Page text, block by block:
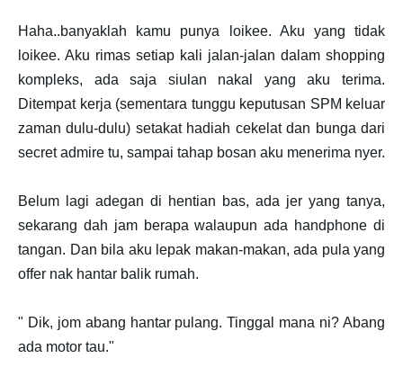
Haha..banyaklah kamu punya loikee. Aku yang tidak
loikee. Aku rimas setiap kali jalan-jalan dalam shopping
kompleks, ada saja siulan nakal yang aku terima.
Ditempat kerja (sementara tunggu keputusan SPM keluar
zaman dulu-dulu) setakat hadiah cekelat dan bunga dari
secret admire tu, sampai tahap bosan aku menerima nyer.
Belum lagi adegan di hentian bas, ada jer yang tanya,
sekarang dah jam berapa walaupun ada handphone di
tangan. Dan bila aku lepak makan-makan, ada pula yang
offer nak hantar balik rumah.
" Dik, jom abang hantar pulang. Tinggal mana ni? Abang
ada motor tau."